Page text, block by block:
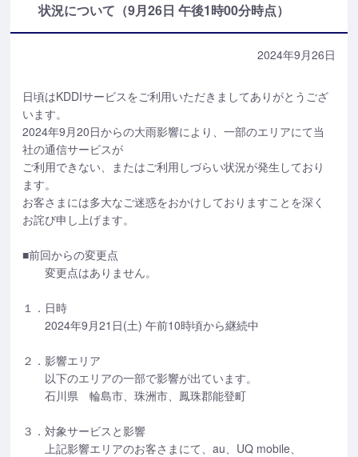
状況について（9月26日 午後1時00分時点）
2024年9月26日
日頃はKDDIサービスをご利用いただきましてありがとうござ
います。
2024年9月20日からの大雨影響により、一部のエリアにて当
社の通信サービスが
ご利用できない、またはご利用しづらい状況が発生しており
ます。
お客さまには多大なご迷惑をおかけしておりますことを深く
お詫び申し上げます。
■前回からの変更点
変更点はありません。
１．日時
2024年9月21日(土) 午前10時頃から継続中
２．影響エリア
以下のエリアの一部で影響が出ています。
石川県 輪島市、珠洲市、鳳珠郡能登町
３．対象サービスと影響
上記影響エリアのお客さまにて、au、UQ mobile、